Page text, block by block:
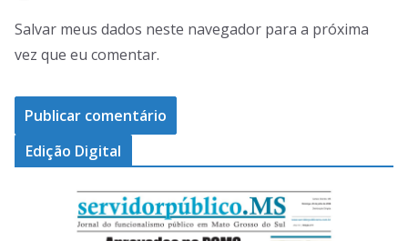
Salvar meus dados neste navegador para a próxima
vez que eu comentar.
Edição Digital